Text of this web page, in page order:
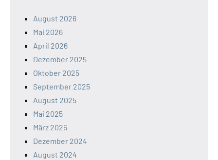
August 2026
Mai 2026
April 2026
Dezember 2025
Oktober 2025
September 2025
August 2025
Mai 2025
März 2025
Dezember 2024
August 2024